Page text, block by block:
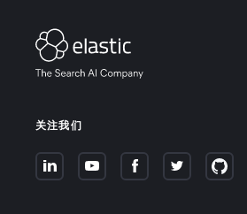
关注我们